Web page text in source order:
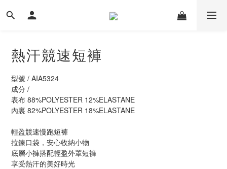
熱汗競速短褲
型號 / AIA5324
成分 /
表布 88%POLYESTER 12%ELASTANE
內裏 82%POLYESTER 18%ELASTANE
輕盈競速慢跑短褲
拉鍊口袋，安心收納小物
底層小褲搭配輕盈外罩短褲
享受熱汗的美好時光